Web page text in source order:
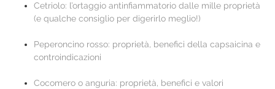
Cetriolo: l’ortaggio antinfiammatorio dalle mille proprietà
(e qualche consiglio per digerirlo meglio!)
Peperoncino rosso: proprietà, benefici della capsaicina e
controindicazioni
Cocomero o anguria: proprietà, benefici e valori